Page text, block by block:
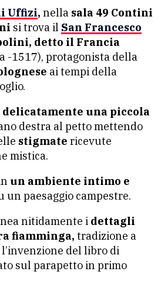
Uffizi, nella sala 49 Contini
si trova il San Francesco
detto il Francia
-1517), protagonista della
ai tempi della
una piccola
destra al petto mettendo
stigmate ricevute
mistica.
un ambiente intimo e
un paesaggio campestre.
nitidamente i dettagli
fiamminga, tradizione a
del libro di
sul parapetto in primo